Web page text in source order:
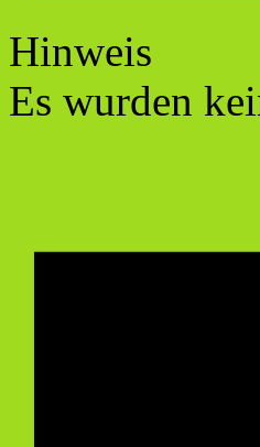
Hinweis
Es wurden